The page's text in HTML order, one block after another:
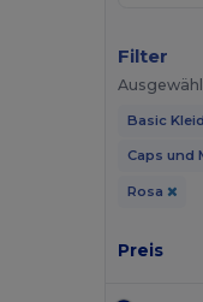
Filter
Basic
Caps und
Rosa
Preis